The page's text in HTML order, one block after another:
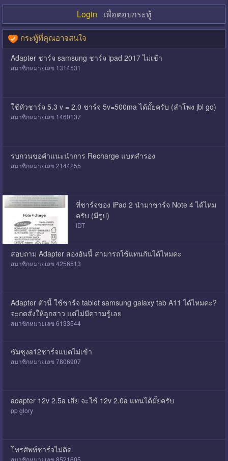
Login เพื่อตอบกระทู้
กระทู้ที่คุณอาจสนใจ
Adapter ชาร์จ samsung ชาร์จ ipad 2017 ไม่เข้า
สมาชิกหมายเลข 1314531
ใช้หัวชาร์จ 5.3 v = 2.0 ชาร์จ 5v=500ma ได้มั้ยครับ (ลําโพง jbl go)
สมาชิกหมายเลข 1460137
รบกวนขอคำแนะนำการ Recharge แบตสำรอง
สมาชิกหมายเลข 2144255
ที่ชาร์จของ iPad 2 นำมาชาร์จ Note 4 ได้ไหม
ครับ (มีรูป)
IDT
สอบถาม Adapter สองอันนี้ สามารถใช้แทนกันได้ไหมคะ
สมาชิกหมายเลข 4256513
Adapter ตัวนี้ ใช้ชาร์จ tablet samsung galaxy tab A11 ได้ไหมคะ?
จะกดสั่งให้ลูกสาว แต่ไม่มีความรู้เลย
สมาชิกหมายเลข 6133544
ซัมซุงa12ชาร์จแบตไม่เข้า
สมาชิกหมายเลข 7806907
adapter 12v 2.5a เสีย จะใช้ 12v 2.0a แทนได้มั้ยครับ
pp glory
โทรศัพท์ชาร์จไม่ติด
สมาชิกหมายเลข 8521605